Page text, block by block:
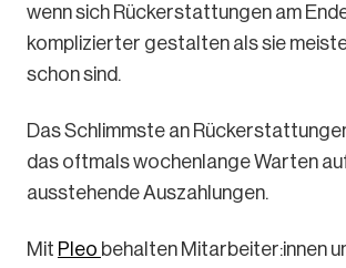
wenn sich Rückerstattungen am
komplizierter gestalten als sie
schon sind.
Das Schlimmste an
das oftmals wochenlange Warten
ausstehende Auszahlungen.
Mit Pleo behalten Mitarbeiter:innen